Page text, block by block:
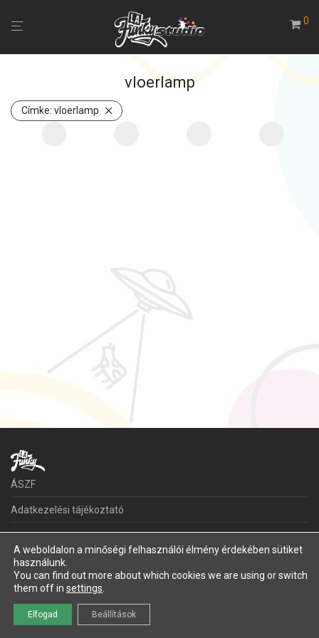
0
vloerlamp
Címke: vloerlamp
ÁSZF
Adatkezelési tájékoztató
Kapcsolat
© 2026LaFunky
A weboldalon a minőségi felhasználói élmény érdekében sütiket
használunk.
You can find out more about which cookies we are using or switch
them off in settings
Elfogad Beállítások